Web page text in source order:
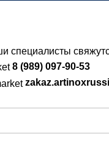
специалисты
8 (989) 097-90-53